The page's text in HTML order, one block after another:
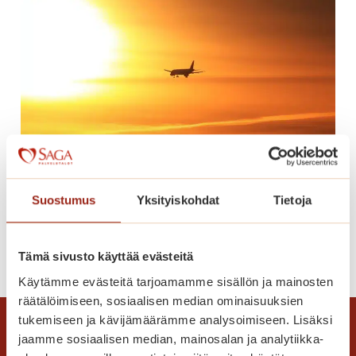
Suostumus Yksityiskohdat Tietoja
Tämä sivusto käyttää evästeitä
Käytämme evästeitä tarjoamamme sisällön ja mainosten
räätälöimiseen, sosiaalisen median ominaisuuksien
tukemiseen ja kävijämäärämme analysoimiseen. Lisäksi
jaamme sosiaalisen median, mainosalan ja analytiikka-
u
e
o
t
e
ä
ä
v
ä
t
Lomaonnea
m
a
o
n